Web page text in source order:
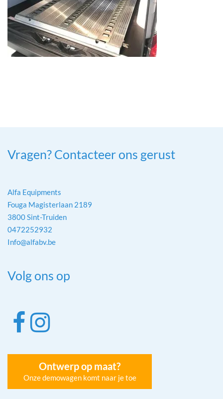
Vragen? Contacteer ons gerust
Alfa Equipments
Fouga Magisterlaan 2189
3800 Sint-Truiden
0472252932
Info@alfabv.be
Volg ons op
Ontwerp op maat?
Onze demowagen komt naar je toe